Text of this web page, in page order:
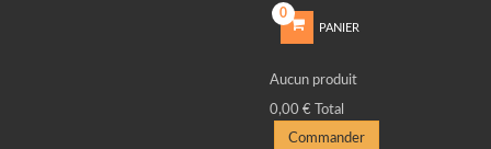
0
PANIER
Aucun produit
0,00 €
Total
Commander